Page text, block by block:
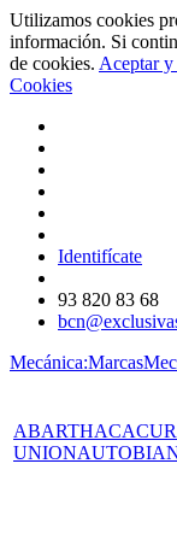
Utilizamos cookies
información. Si
de cookies. Aceptar
Cookies
Identifícate
93 820 83 68
Mecánica:Marcas
ABARTHAC
UNION